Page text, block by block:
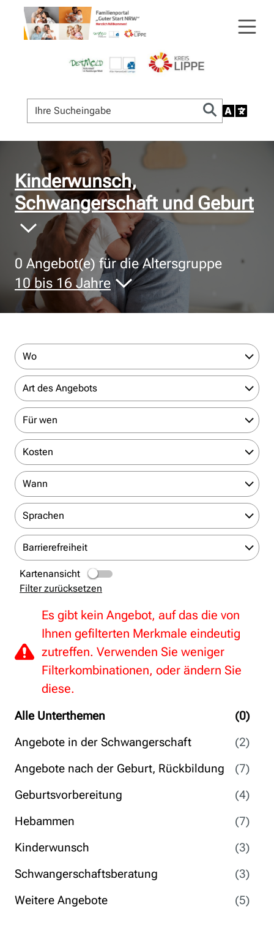
© Bildnachweis
Kinderwunsch,
Schwangerschaft und Geburt
0 Angebot(e) für die Altersgruppe
10 bis 16 Jahre
Alle Unterthemen
(0)
Angebote in der Schwangerschaft
(2)
Angebote nach der Geburt, Rückbildung
(7)
Geburtsvorbereitung
(4)
Hebammen
(7)
Kinderwunsch
(3)
Schwangerschaftsberatung
(3)
Weitere Angebote
(5)
Wo
Art des Angebots
Für wen
Kosten
Wann
Sprachen
Barrierefreiheit
Kartenansicht
Filter zurücksetzen
Es gibt kein Angebot, auf das die von
Ihnen gefilterten Merkmale eindeutig
zutreffen. Verwenden Sie weniger
Filterkombinationen, oder ändern Sie
diese.